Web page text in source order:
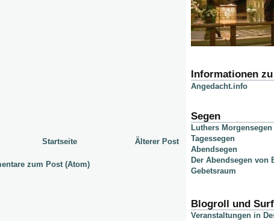
Älterer Post
Startseite
zum Post (Atom)
Informationen
Angedacht.info
Segen
Luthers Morgensegen
Tagessegen
Abendsegen
Der Abendsegen von
Gebetsraum
Blogroll und
Veranstaltungen in